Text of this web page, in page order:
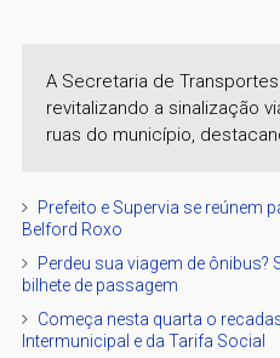
A Secretaria de
revitalizando a sinalização
ruas do município,
Prefeito e Supervia se reúnem
Belford Roxo
Perdeu sua viagem de ônibus?
bilhete de passagem
Começa nesta quarta o
Intermunicipal e da Tarifa Social